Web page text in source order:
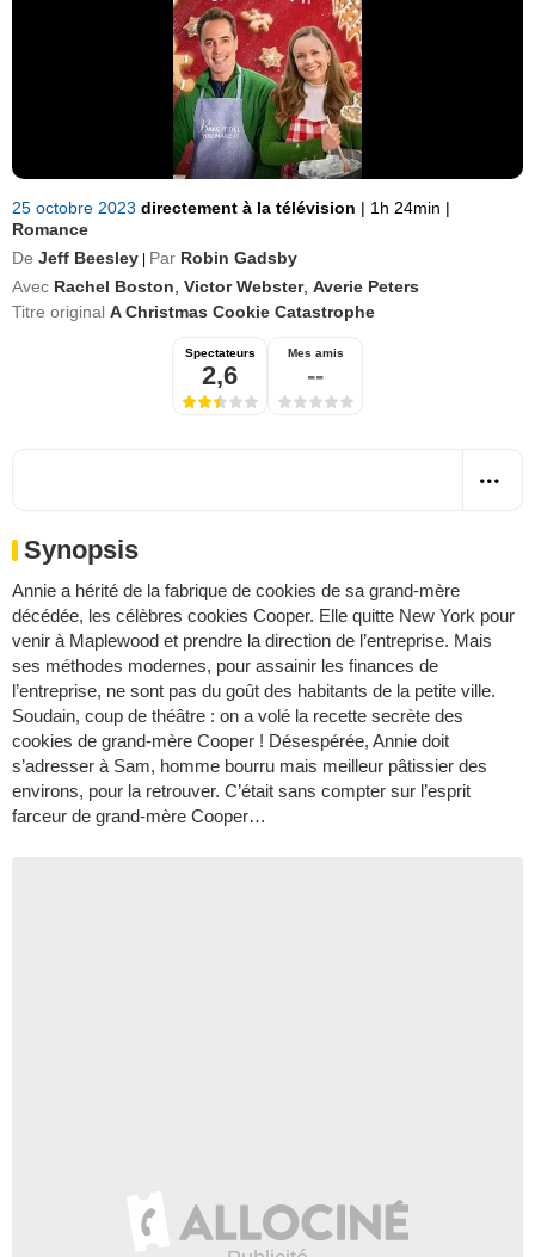
25 octobre 2023 directement à la télévision | 1h 24min |
Romance
De Jeff Beesley Par Robin Gadsby
Avec Rachel Boston Victor Webster, Averie Peters
Titre original A Christmas Cookie Catastrophe
Spectateurs
2,6
Mes amis
--
Synopsis
Annie a hérité de la fabrique de cookies de sa grand-mère
décédée, les célèbres cookies Cooper. Elle quitte New York pour
venir à Maplewood et prendre la direction de l’entreprise. Mais
ses méthodes modernes, pour assainir les finances de
l’entreprise, ne sont pas du goût des habitants de la petite ville.
Soudain, coup de théâtre : on a volé la recette secrète des
cookies de grand-mère Cooper ! Désespérée, Annie doit
s’adresser à Sam, homme bourru mais meilleur pâtissier des
environs, pour la retrouver. C’était sans compter sur l’esprit
farceur de grand-mère Cooper…